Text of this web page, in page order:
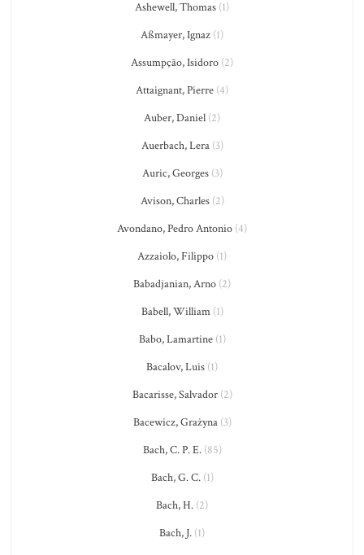
Ashewell, Thomas (1)
Aßmayer, Ignaz (1)
Assumpção, Isidoro (2)
Attaignant, Pierre (4)
Auber, Daniel (2)
Auerbach, Lera(3)
Auric, Georges(3)
Avison, Charles(2)
Avondano, Pedro Antonio (4)
Azzaiolo, Filippo (1)
Babadjanian, Arno (2)
Babell, William(1)
Babo, Lamartine(1)
Bacalov, Luis (1)
Bacarisse, Salvador(2)
Bacewicz, Grażyna(3)
Bach, C. P. E.(85)
Bach, G. C.(1)
Bach, H. (2)
Bach, J. (1)